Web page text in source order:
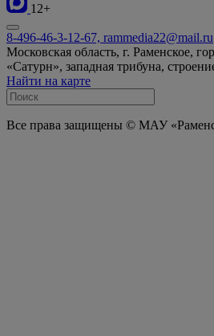
12+
8-496-46-3-12-67, rammedia22@mail.ru
Московская область, г. Раменское,
«Сатурн», западная трибуна,
Найти на карте
Все права защищены © МАУ